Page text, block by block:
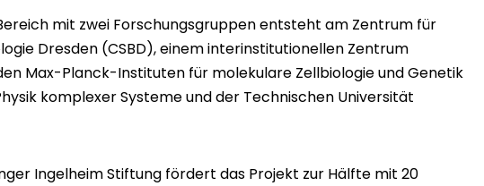
mit zwei Forschungsgruppen entsteht am Zentrum für
Dresden (CSBD), einem interinstitutionellen Zentrum
Max-Planck-Instituten für molekulare Zellbiologie und Genetik
komplexer Systeme und der Technischen Universität
Ingelheim Stiftung fördert das Projekt zur Hälfte mit 20